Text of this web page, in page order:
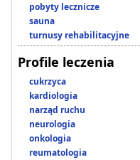
pobyty lecznicze
sauna
turnusy rehabilitacyjne
Profile leczenia
cukrzyca
kardiologia
narząd ruchu
neurologia
onkologia
reumatologia